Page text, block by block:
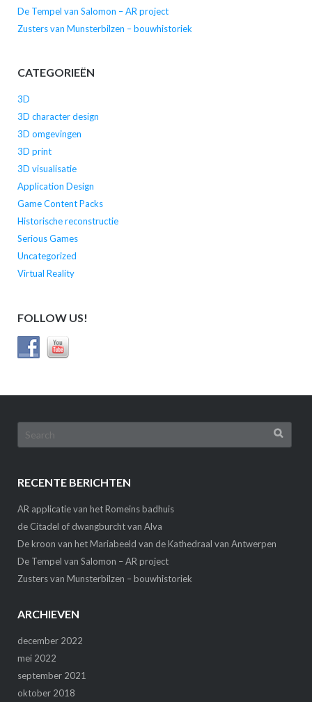
De Tempel van Salomon – AR project
Zusters van Munsterbilzen – bouwhistoriek
CATEGORIEËN
3D
3D character design
3D omgevingen
3D print
3D visualisatie
Application Design
Game Content Packs
Historische reconstructie
Serious Games
Uncategorized
Virtual Reality
FOLLOW US!
Search
for:
RECENTE BERICHTEN
AR applicatie van het Romeins badhuis
de Citadel of dwangburcht van Alva
De kroon van het Mariabeeld van de Kathedraal van Antwerpen
De Tempel van Salomon – AR project
Zusters van Munsterbilzen – bouwhistoriek
ARCHIEVEN
december 2022
mei 2022
september 2021
oktober 2018